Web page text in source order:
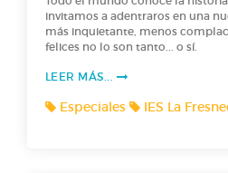
invitamos a adentraros en una
más inquietante, menos
felices no lo son tanto... o sí.
LEER MÁS...
Especiales IES La